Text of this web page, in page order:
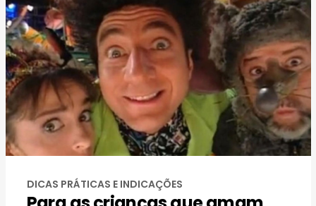
DICAS PRÁTICAS E INDICAÇÕES